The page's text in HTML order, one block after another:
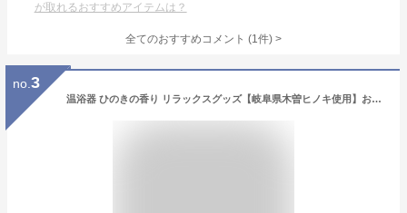
が取れるおすすめアイテムは？
全てのおすすめコメント (1件) >
no. 3
温浴器 ひのきの香り リラックスグッズ【岐阜県木曽ヒノキ使用】お風呂 自宅 温活 癒し 冷えとり 妊活 温泉 入浴グッズ 温め バスグッズ 贈り物 ホワイトデー ギフト プレゼント【送料無料】【クーポン対象】